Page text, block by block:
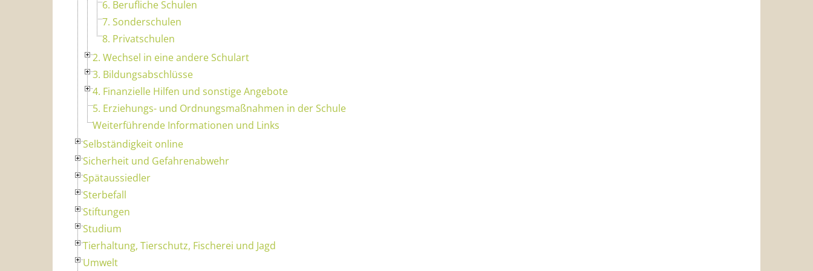
6. Berufliche Schulen
7. Sonderschulen
8. Privatschulen
2. Wechsel in eine andere Schulart
3. Bildungsabschlüsse
4. Finanzielle Hilfen und sonstige Angebote
5. Erziehungs- und Ordnungsmaßnahmen in der Schule
Weiterführende Informationen und Links
Selbständigkeit online
Sicherheit und Gefahrenabwehr
Spätaussiedler
Sterbefall
Stiftungen
Studium
Tierhaltung, Tierschutz, Fischerei und Jagd
Umwelt